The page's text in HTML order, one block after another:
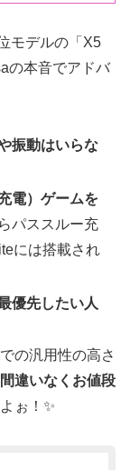
モデルの「X5
の本音でアドバ
振動はいらな
電）ゲームを
パススルー充
には搭載され
優先したい人
の汎用性の高さ
間違いなくお値段
ぉ！✨